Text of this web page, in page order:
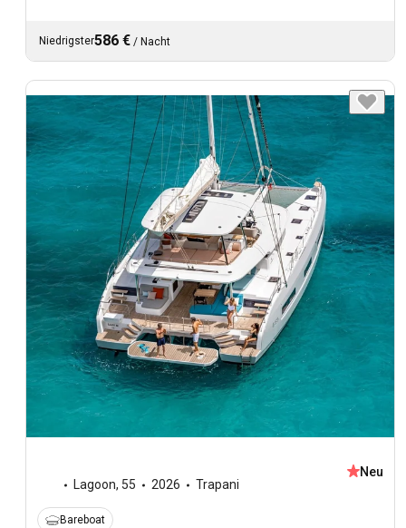
Niedrigster586 € / Nacht
Lagoon, 55 2026 Trapani
Neu
Bareboat